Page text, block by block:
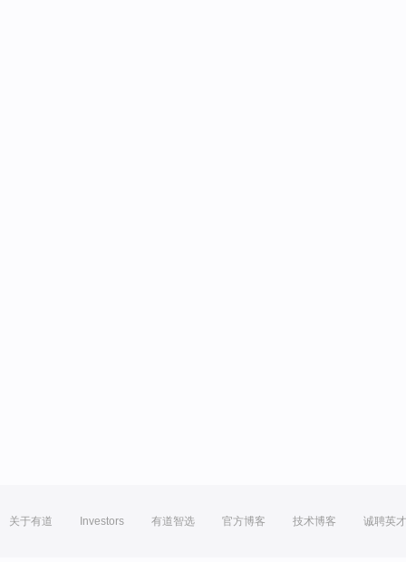
关于有道 Investors 有道智选 官方博客 技术博客 诚聘英才